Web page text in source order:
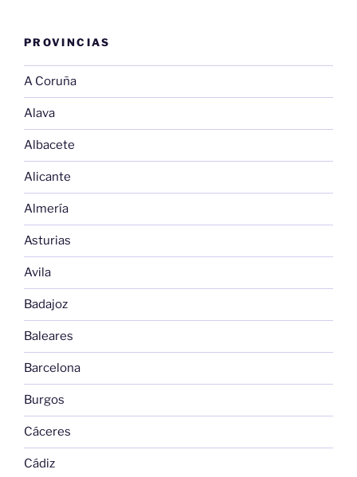
PROVINCIAS
A Coruña
Alava
Albacete
Alicante
Almería
Asturias
Avila
Badajoz
Baleares
Barcelona
Burgos
Cáceres
Cádiz